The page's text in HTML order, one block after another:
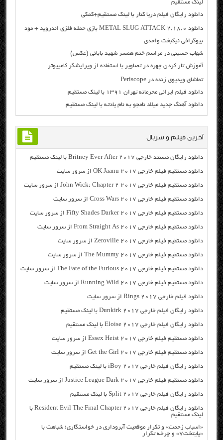
لینک مستقیم
دانلود رایگان فیلم دریا کنار با لینک مستقیم+کمکی
دانلود METAL SLUG ATTACK 2.18.0 بازی حمله فلزی اندروید + مود
بیوگرافی نیکبخت واحدی
شهاب حسینی در مراسم ختم همسر شهید بابائی (عکس)
آموزش تار کردن چهره در تصاویر با استفاده از ویرایشگر کامپیوتر
تماشای ویدیوی زنده در Periscope
دانلود فیلم ایرانی محرمانه تهران ۱۳۹۱ با لینک مستقیم
دانلود آهنگ جدید میلاد نامجو به نام یادته با لینک مستقیم
آخرین فیلم و سریال
دانلود رایگان مسنتد خارجی Britney Ever After 2017 با لینک مستقیم
دانلود مستقیم فیلم خارجی OK Jaanu 2017 از سرور سایت
دانلود مستقیم فیلم خارجی John Wick: Chapter 2 2017 از سرور سایت
دانلود مستقیم فیلم خارجی Cross Wars 2017 از سرور سایت
دانلود مستقیم فیلم خارجی Fifty Shades Darker 2017 از سرور سایت
دانلود مستقیم فیلم خارجی From Straight As 2017 از سرور سایت
دانلود مستقیم فیلم خارجی Zeroville 2017 از سرور سایت
دانلود مستقیم فیلم خارجی The Mummy 2017 از سرور سایت
دانلود مستقیم فیلم خارجی The Fate of the Furious 2017 از سرور سایت
دانلود مستقیم فیلم خارجی Running Wild 2017 از سرور سایت
دانلود فیلم خارجی Rings 2017 از سرور سایت
دانلود رایگان فیلم خارجی Dunkirk 2017 با لینک مستقیم
دانلود رایگان فیلم خارجی Eloise 2017 با لینک مستقیم
دانلود مستقیم فیلم خارجی Essex Heist 2017 از سرور سایت
دانلود مستقیم فیلم خارجی Get the Girl 2017 از سرور سایت
دانلود رایگان فیلم خارجی iBoy 2017 با لینک مستقیم
دانلود مستقیم فیلم خارجی Justice League Dark 2017 از سرور سایت
دانلود رایگان فیلم خارجی Split 2017 با لینک مستقیم
دانلود رایگان فیلم خارجی Resident Evil The Final Chapter 2017 با
لینک مستقیم
«اسباب زحمت» و تکرار موقعیت آبروداری در خواستگاری؛ شباهت با
«پایتخت۷» و چرخه تکرار